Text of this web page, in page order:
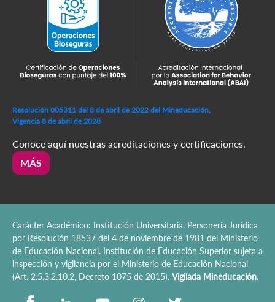
Resolución 005311 del 8 de abril de 2022 del Mineducación,
Vigencia 8 de abril de 2028
Conoce aquí nuestras acreditaciones y certificaciones.
MÁS
Carácter Académico: Institución Universitaria. Personería Jurídica
por Resolución 18537 del 4 de noviembre de 1981 del Ministerio
de Educación Nacional. Institución de Educación Superior sujeta a
inspección y vigilancia por el Ministerio de Educación Nacional
(Art. 2.5.3.2.10.2, Decreto 1075 de 2015). Vigilada Mineducación.